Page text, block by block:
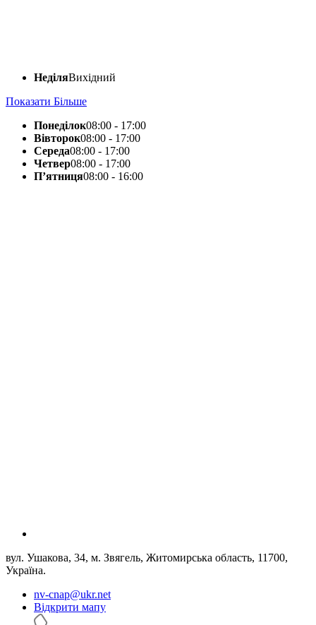
НеділяВихідний
Показати Більше
Понеділок08:00 - 17:00
Вівторок08:00 - 17:00
Середа08:00 - 17:00
Четвер08:00 - 17:00
П’ятниця08:00 - 16:00
вул. Ушакова, 34, м. Звягель, Житомирська область, 11700,
Україна.
nv-cnap@ukr.net
Відкрити мапу